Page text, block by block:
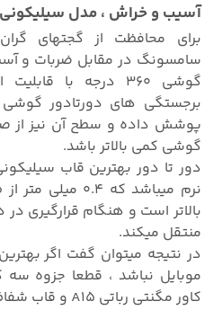
آسیب و خراش ، مدل
برای محافظت از گجتهای
سامسونگ در مقابل ضربات و
گوشی
360 درجه با
برجستگی های دورتادور گوشی
پوشش داده و سطح آن نیز از
گوشی کمی بالاتر باشد.
نرم میباشد که
بالاتر است و هنگام قرارگیری
منتقل میکند.
در نتیجه میتوان گفت اگر
موبایل نباشد ، قطعا جزوه سه
کاور مگنتی رباتی A15 و قاب شفاف ژله ای A15 قرار دارد.